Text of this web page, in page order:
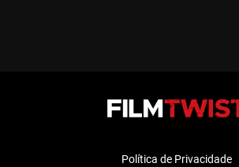
Política de Privacidade